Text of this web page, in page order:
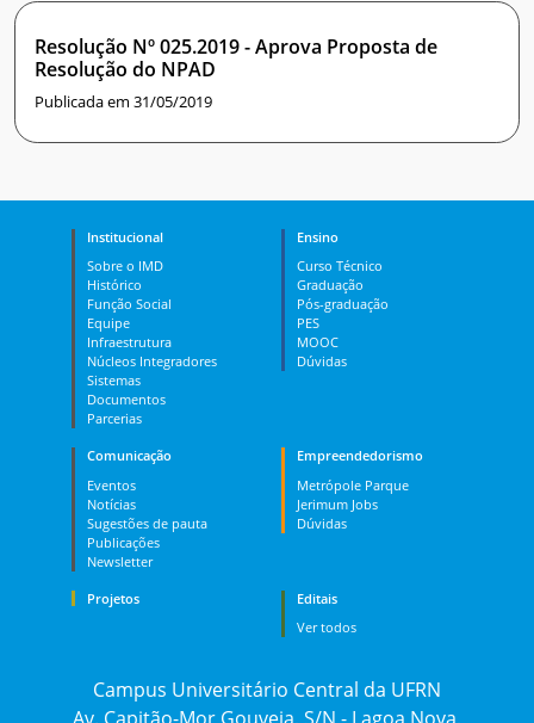
Resolução Nº 025.2019 - Aprova Proposta de
Resolução do NPAD
Publicada em 31/05/2019
Institucional
Sobre o IMD
Histórico
Função Social
Equipe
Infraestrutura
Núcleos Integradores
Sistemas
Documentos
Parcerias
Ensino
Curso Técnico
Graduação
Pós-graduação
PES
MOOC
Dúvidas
Comunicação
Eventos
Notícias
Sugestões de pauta
Publicações
Newsletter
Empreendedorismo
Metrópole Parque
Jerimum Jobs
Dúvidas
Projetos
Editais
Ver todos
Campus Universitário Central da UFRN